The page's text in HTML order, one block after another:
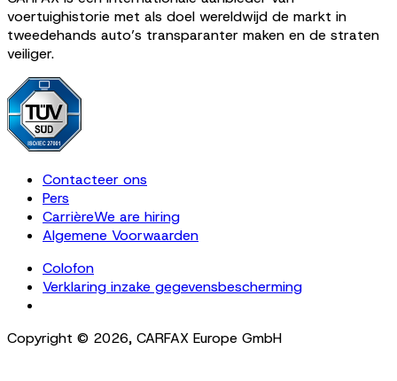
voertuighistorie met als doel wereldwijd de markt in
tweedehands auto’s transparanter maken en de straten
veiliger.
Contacteer ons
Pers
CarrièreWe are hiring
Algemene Voorwaarden
Colofon
Verklaring inzake gegevensbescherming
Copyright © 2026, CARFAX Europe GmbH